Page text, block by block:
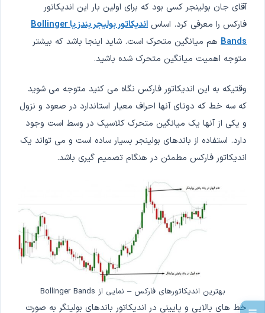
آقای جان بولینجر کسی بود که برای اولین بار این اندیکاتور
فارکس را معرفی کرد. اساس
اندیکاتور بولیجر بندز یا Bollinger
Bands هم میانگین متحرک است. شاید اینجا باشد که بیشتر
متوجه اهمیت میانگین متحرک شده باشید.
وقتیکه به این اندیکاتور فارکس نگاه می کنید متوجه می شوید
که سه خط که دوتای آنها احراف معیار استاندارد در صعود و نزول
و یکی از آنها یک میانگین متحرک کلاسیک در وسط است وجود
دارد. استفاده از باندهای بولینجر بسیار ساده است و می تواند یک
اندیکاتور فارکس مطمئن در هنگام تصمیم گیری باشد.
بهترین اندیکاتورهای فارکس – نمایی از Bollinger Bands
خط های بالایی و پایینی در اندیکاتور باندهای بولینگر به صورت